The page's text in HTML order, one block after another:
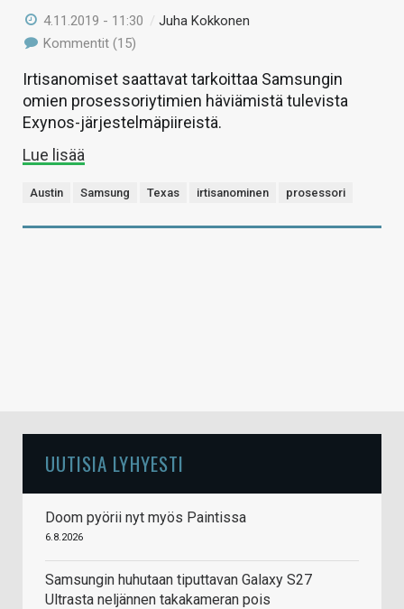
4.11.2019 - 11:30 /Juha Kokkonen
Kommentit (15)
Irtisanomiset saattavat tarkoittaa Samsungin
omien prosessoriytimien häviämistä tulevista
Exynos-järjestelmäpiireistä.
Lue lisää
Austin Samsung Texas irtisanominen prosessori
UUTISIA LYHYESTI
Doom pyörii nyt myös Paintissa
6.8.2026
Samsungin huhutaan tiputtavan Galaxy S27
Ultrasta neljännen takakameran pois